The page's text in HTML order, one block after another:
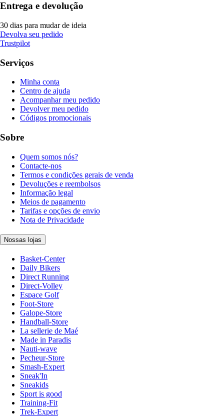
Entrega e devolução
30 dias para mudar de ideia
Devolva seu pedido
Trustpilot
Serviços
Minha conta
Centro de ajuda
Acompanhar meu pedido
Devolver meu pedido
Códigos promocionais
Sobre
Quem somos nós?
Contacte-nos
Termos e condições gerais de venda
Devoluções e reembolsos
Informação legal
Meios de pagamento
Tarifas e opções de envio
Nota de Privacidade
Nossas lojas
Basket-Center
Daily Bikers
Direct Running
Direct-Volley
Espace Golf
Foot-Store
Galope-Store
Handball-Store
La sellerie de Maé
Made in Paradis
Nauti-wave
Pecheur-Store
Smash-Expert
Sneak'In
Sneakids
Sport is good
Training-Fit
Trek-Expert